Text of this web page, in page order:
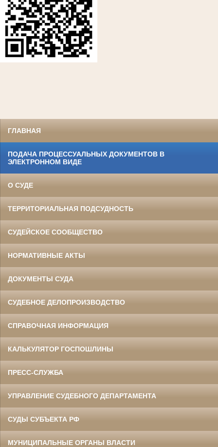
ГЛАВНАЯ
ПОДАЧА ПРОЦЕССУАЛЬНЫХ ДОКУМЕНТОВ В
ЭЛЕКТРОННОМ ВИДЕ
О СУДЕ
ТЕРРИТОРИАЛЬНАЯ ПОДСУДНОСТЬ
СУДЕЙСКОЕ СООБЩЕСТВО
НОРМАТИВНЫЕ АКТЫ
ДОКУМЕНТЫ СУДА
СУДЕБНОЕ ДЕЛОПРОИЗВОДСТВО
СПРАВОЧНАЯ ИНФОРМАЦИЯ
КАЛЬКУЛЯТОР ГОСПОШЛИНЫ
ПРЕСС-СЛУЖБА
УПРАВЛЕНИЕ СУДЕБНОГО ДЕПАРТАМЕНТА
СУДЫ СУБЪЕКТА РФ
МУНИЦИПАЛЬНЫЕ ОРГАНЫ ВЛАСТИ